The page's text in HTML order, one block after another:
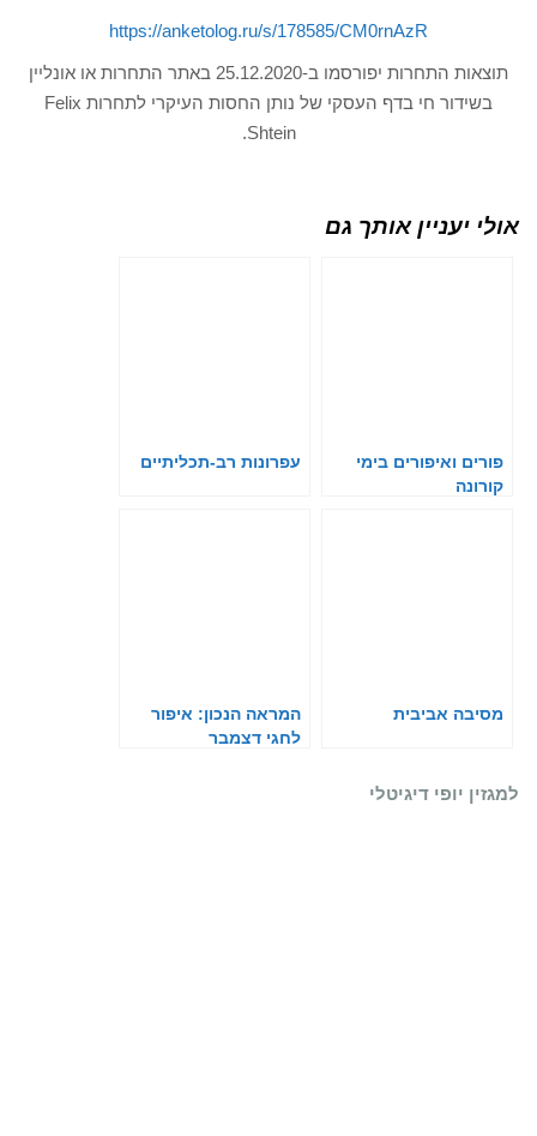
https://anketolog.ru/s/178585/CM0rnAzR
תוצאות התחרות יפורסמו ב-25.12.2020 באתר התחרות או אונליין
בשידור חי בדף העסקי של נותן החסות העיקרי לתחרות Felix
Shtein.
אולי יעניין אותך גם
פורים ואיפורים בימי
קורונה
עפרונות רב-תכליתיים
מסיבה אביבית
המראה הנכון: איפור
לחגי דצמבר
למגזין יופי דיגיטלי